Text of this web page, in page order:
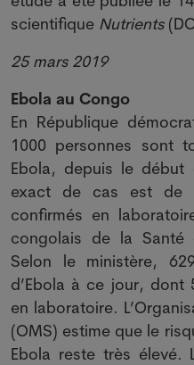
scientifique Nutrients
25 mars 2019
Ebola au Congo
En République
1000 personnes sont
Ebola, depuis le début
exact de cas est de
confirmés en
congolais de la Santé
Selon le ministère,
d’Ebola à ce jour,
en laboratoire.
(OMS) estime que le
Ebola reste très élevé.